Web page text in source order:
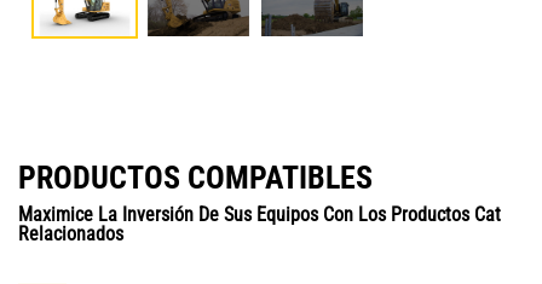
PRODUCTOS COMPATIBLES
Maximice La Inversión De Sus Equipos Con Los Productos Cat
Relacionados